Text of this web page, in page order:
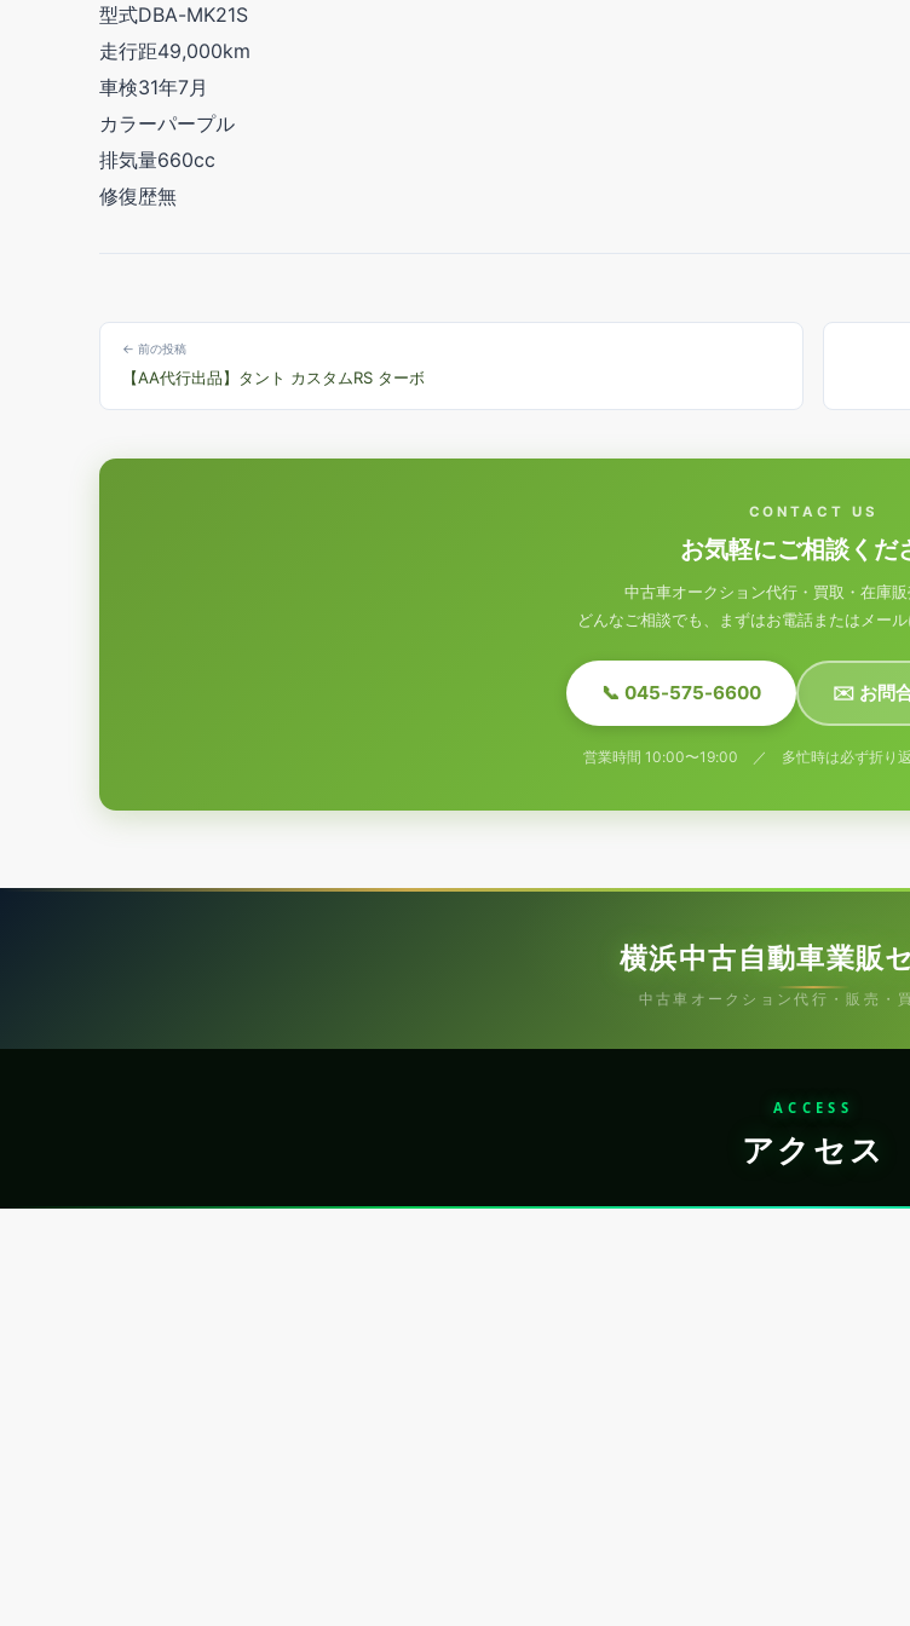
型式DBA-MK21S
走行距49,000km
車検31年7月
カラーパープル
排気量660cc
修復歴無
← 前の投稿
【AA代行出品】タント カスタムRS ターボ
CONTACT US
お気軽にご相談くだ
中古車オークション代行・買取・在庫
どんなご相談でも、まずはお電話またはメー
📞 045-575-6600 ✉️ お問
営業時間 10:00〜19:00 ／ 多忙時は必ず折り返
横浜中古自動車業販
中古車オークション代行・販売・
ACCESS
アクセス